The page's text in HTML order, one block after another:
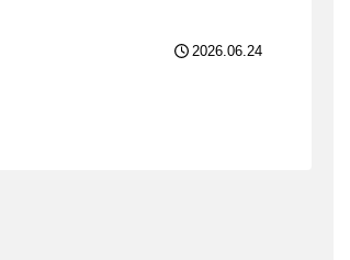
油味は東洋水産から発売さ... 2026.06.24